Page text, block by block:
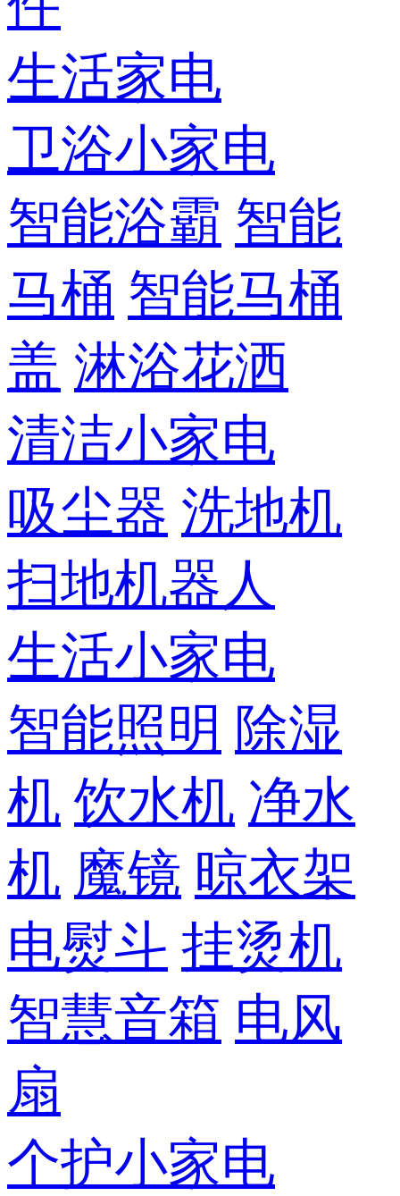
生活家电
卫浴小家电
智能浴霸 智能
马桶 智能马桶
盖 淋浴花洒
清洁小家电
吸尘器 洗地机
扫地机器人
生活小家电
智能照明 除湿
机 饮水机 净水
机 魔镜 晾衣架
电熨斗 挂烫机
智慧音箱 电风
扇
个护小家电